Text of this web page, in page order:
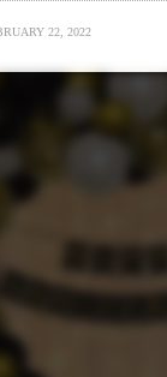
22, 2022